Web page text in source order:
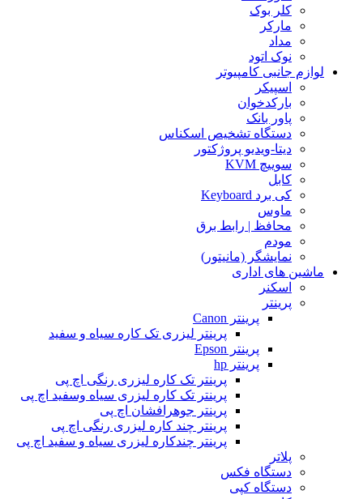
کلر بوک
مارکر
مداد
نوک اتود
لوازم جانبی کامپیوتر
اسپیکر
بارکدخوان
پاور بانک
دستگاه تشخیص اسکناس
دیتا-ویدیو پروژکتور
سوییچ KVM
کابل
کی برد Keyboard
ماوس
محافظ | رابط برق
مودم
نمایشگر (مانیتور)
ماشین های اداری
اسکنر
پرینتر
پرینتر Canon
پرینتر لیزری تک کاره سیاه و سفید
پرینتر Epson
پرینتر hp
پرینتر تک کاره لیزری رنگی اچ پی
پرینتر تک کاره لیزری سیاه وسفید اچ پی
پرینتر جوهرافشان اچ پی
پرینتر چند کاره لیزری رنگی اچ پی
پرینتر چندکاره لیزری سیاه و سفید اچ پی
پلاتر
دستگاه فکس
دستگاه کپی